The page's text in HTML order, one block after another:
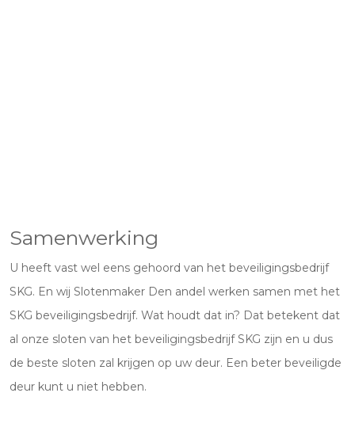
Samenwerking
U heeft vast wel eens gehoord van het beveiligingsbedrijf
SKG. En wij Slotenmaker Den andel werken samen met het
SKG beveiligingsbedrijf. Wat houdt dat in? Dat betekent dat
al onze sloten van het beveiligingsbedrijf SKG zijn en u dus
de beste sloten zal krijgen op uw deur. Een beter beveiligde
deur kunt u niet hebben.